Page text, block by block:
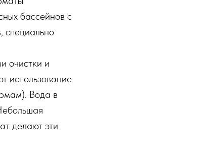
бассейнов с
специально
очистки и
использование
Вода в
делают эти